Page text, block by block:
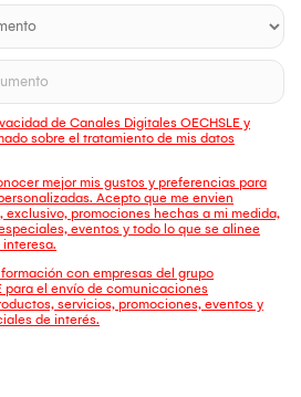
de Canales Digitales OECHSLE y
sobre el tratamiento de mis datos
mejor mis gustos y preferencias para
Acepto que me envien
promociones hechas a mi medida,
eventos y todo lo que se alinee
con empresas del grupo
para el envío de comunicaciones
servicios, promociones, eventos y
de interés.